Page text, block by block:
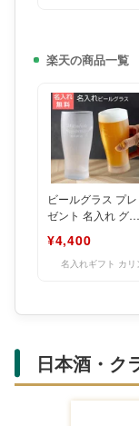
楽天の商品一覧
ビールグラス プレ
ゼント 名入れ グラ
ビアグラス
365ml【
¥4,400
名入れギフト カリ
日本酒・ク